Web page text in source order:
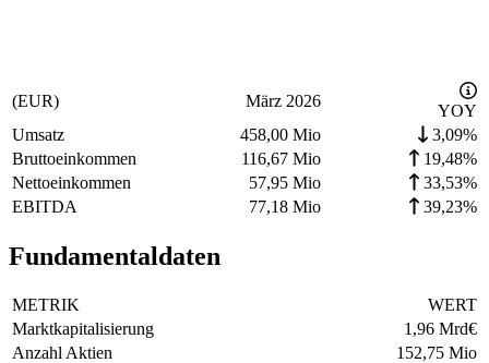
(EUR) März 2026
YOY
Umsatz
458,00 Mio
3,09%
Bruttoeinkommen
116,67 Mio
19,48%
Nettoeinkommen
57,95 Mio
33,53%
EBITDA
77,18 Mio 39,23%
Fundamentaldaten
METRIK
WERT
Marktkapitalisierung
1,96 Mrd€
Anzahl Aktien
152,75 Mio